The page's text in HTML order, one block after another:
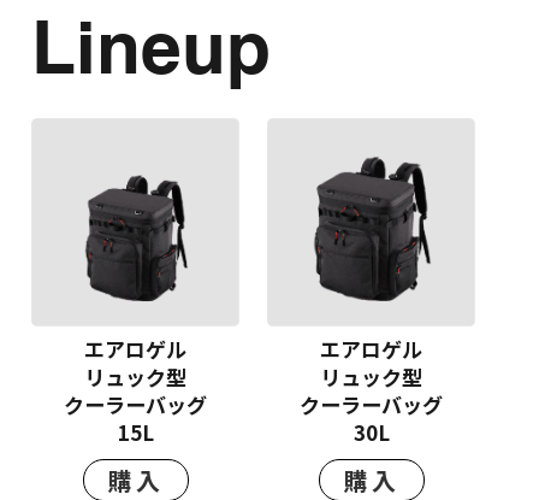
Lineup
エアロゲル
リュック型
クーラーバッグ
15L
購入
エアロゲル
リュック型
クーラーバッグ
30L
購入